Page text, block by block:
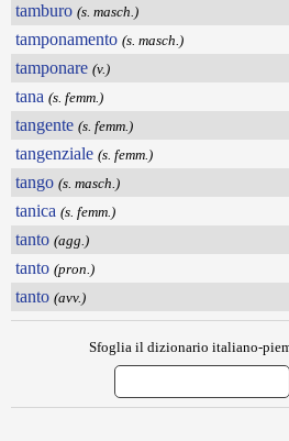
tamburo (s. masch.)
tamponamento (s. masch.)
tamponare (v.)
tana (s. femm.)
tangente (s. femm.)
tangenziale (s. femm.)
tango (s. masch.)
tanica (s. femm.)
tanto (agg.)
tanto (pron.)
tanto (avv.)
Sfoglia il dizionario italiano-